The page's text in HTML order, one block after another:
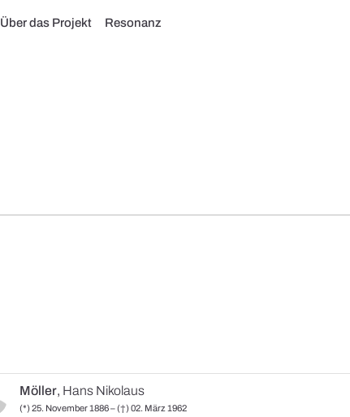
Über das Projekt Resonanz
Möller, Hans Nikolaus
(*) 25. November 1886 – (†) 02. März 1962